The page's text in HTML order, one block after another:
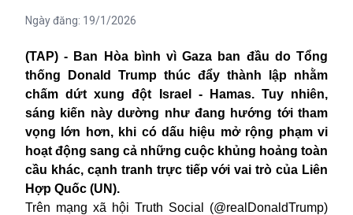
Ngày đăng: 19/1/2026
(TAP) - Ban Hòa bình vì Gaza ban đầu do Tổng
thống Donald Trump thúc đẩy thành lập nhằm
chấm dứt xung đột Israel - Hamas. Tuy nhiên,
sáng kiến này dường như đang hướng tới tham
vọng lớn hơn, khi có dấu hiệu mở rộng phạm vi
hoạt động sang cả những cuộc khủng hoảng toàn
cầu khác, cạnh tranh trực tiếp với vai trò của Liên
Hợp Quốc (UN).
Trên mạng xã hội Truth Social (@realDonaldTrump)